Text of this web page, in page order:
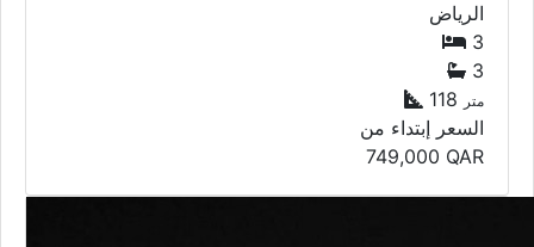
الرياض
3
3
118 متر
السعر إبتداء من
749,000 QAR